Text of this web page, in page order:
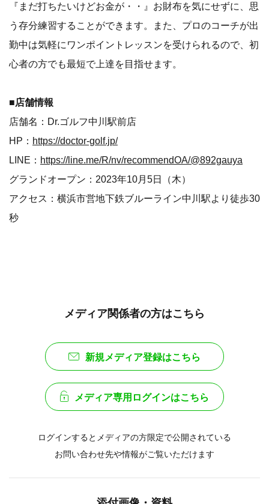
『まだ打ちたいけどお金が・・』お財布を気にせずに、思
う存分練習することができます。また、プロのコーチが出
勤中は気軽にワンポイントレッスンを受けられるので、初
心者の方でも最短で上達を目指せます。
■店舗情報
店舗名：Dr.ゴルフ中川駅前店
HP： https://doctor-golf.jp/
LINE： https://line.me/R/nv/recommendOA/@892gauya
グランドオープン：2023年10月5日（木）
アクセス：横浜市営地下鉄ブルーライン中川駅より徒歩30
秒
メディア関係者の方はこちら
新規メディア登録はこちら
メディア専用ログインはこちら
ログインするとメディアの方限定で公開されている
お問い合わせ先や情報がご覧いただけます